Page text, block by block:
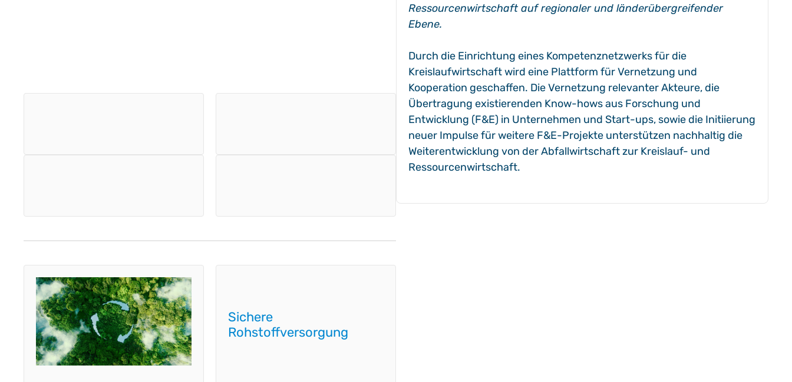
Sichere
Rohstoffversorgung
Ressourcenwirtschaft auf regionaler und länderübergreifender
Ebene.
Durch die Einrichtung eines Kompetenznetzwerks für die
Kreislaufwirtschaft wird eine Plattform für Vernetzung und
Kooperation geschaffen. Die Vernetzung relevanter Akteure, die
Übertragung existierenden Know-hows aus Forschung und
Entwicklung (F&E) in Unternehmen und Start-ups, sowie die Initiierung
neuer Impulse für weitere F&E-Projekte unterstützen nachhaltig die
Weiterentwicklung von der Abfallwirtschaft zur Kreislauf- und
Ressourcenwirtschaft.